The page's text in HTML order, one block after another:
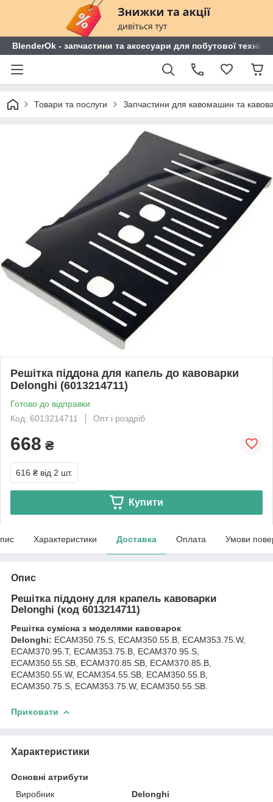
BlenderOk - запчастини та аксесуари для побутової техніки
Товари та послуги Запчастини для кавомашин та
Решітка піддона для капель до кавоварки
Delonghi (6013214711)
Готово до відправки
Код: 6013214711
Опт і роздріб
668 ₴
616 ₴ від 2 шт.
Купити
Характеристики Доставка Оплата Умови
Опис
Решітка піддону для крапель кавоварки
Delonghi (код 6013214711)
Решітка сумісна з моделями кавоварок
Delonghi: ECAM350.75.S, ECAM350.55.B, ECAM353.75.W,
ECAM370.95.T, ECAM353.75.B, ECAM370.95.S,
ECAM350.55.SB, ECAM370.85.SB, ECAM370.85.B,
ECAM350.55.W, ECAM354.55.SB, ECAM350.55.B,
ECAM350.75.S, ECAM353.75.W, ECAM350.55.SB.
Приховати
Характеристики
Основні атрибути
Виробник
Delonghi